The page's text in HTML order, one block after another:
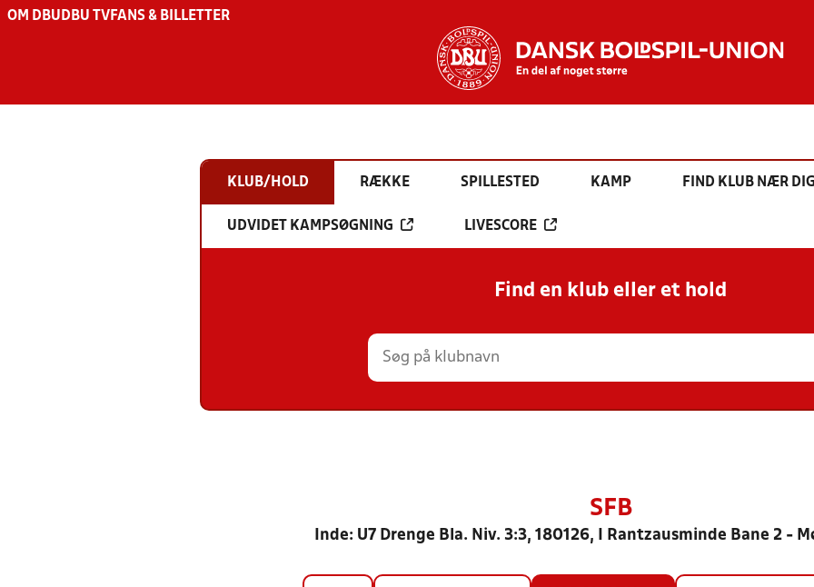
OM DBU DBU TV FANS & BILLETTER
KLUB/HOLD RÆKKE SPILLESTED KAMP FIND KLUB NÆR DIG
UDVIDET KAMPSØGNING LIVESCORE
Find en klub eller et hold
SFB
Inde: U7 Drenge Bla. Niv. 3:3, 180126, I Rantzausminde Bane 2 -